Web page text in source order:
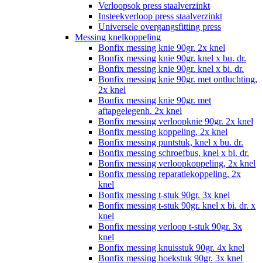
Verloopsok press staalverzinkt
Insteekverloop press staalverzinkt
Universele overgangsfitting press
Messing knelkoppeling
Bonfix messing knie 90gr. 2x knel
Bonfix messing knie 90gr. knel x bu. dr.
Bonfix messing knie 90gr. knel x bi. dr.
Bonfix messing knie 90gr. met ontluchting,
2x knel
Bonfix messing knie 90gr. met
aftapgelegenh. 2x knel
Bonfix messing verloopknie 90gr. 2x knel
Bonfix messing koppeling, 2x knel
Bonfix messing puntstuk, knel x bu. dr.
Bonfix messing schroefbus, knel x bi. dr.
Bonfix messing verloopkoppeling, 2x knel
Bonfix messing reparatiekoppeling, 2x
knel
Bonfix messing t-stuk 90gr. 3x knel
Bonfix messing t-stuk 90gr. knel x bi. dr. x
knel
Bonfix messing verloop t-stuk 90gr. 3x
knel
Bonfix messing knuisstuk 90gr. 4x knel
Bonfix messing hoekstuk 90gr. 3x knel